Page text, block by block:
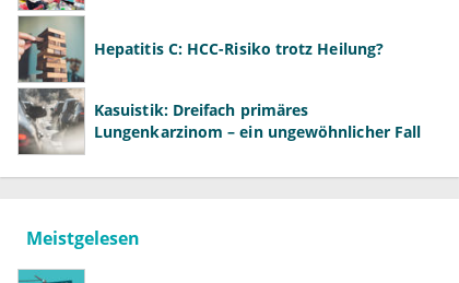
Hepatitis C: HCC-Risiko trotz Heilung?
Kasuistik: Dreifach primäres
Lungenkarzinom – ein ungewöhnlicher Fall
Meistgelesen